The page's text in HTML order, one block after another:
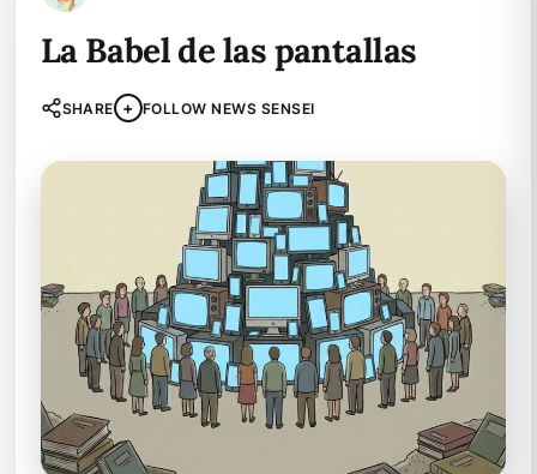
La Babel de las pantallas
SHARE + FOLLOW NEWS SENSEI